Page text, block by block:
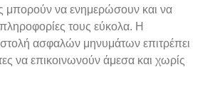
μπορούν να ενημερώσουν και να
τους εύκολα. Η
ασφαλών μηνυμάτων επιτρέπει
να επικοινωνούν άμεσα και χωρίς